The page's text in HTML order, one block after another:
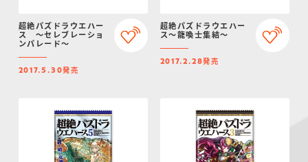
超絶パズドラウエハー
ス ～セレブレーショ
ンパレード～
2017.5.30発売
超絶パズドラウエハー
ス～龍喚士集結～
2017.2.28発売